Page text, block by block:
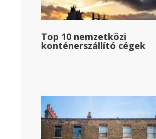
Top 10 nemzetközi
konténerszállító cégek